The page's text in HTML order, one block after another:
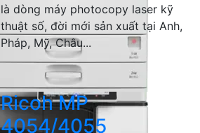
là dòng máy photocopy laser kỹ
thuật số, đời mới sản xuất tại Anh,
Pháp, Mỹ, Châu...
Ricoh MP
4054/4055